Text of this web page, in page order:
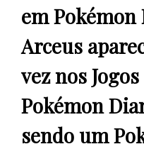
em Pokémon
Arceus
vez nos
Pokémon
sendo um